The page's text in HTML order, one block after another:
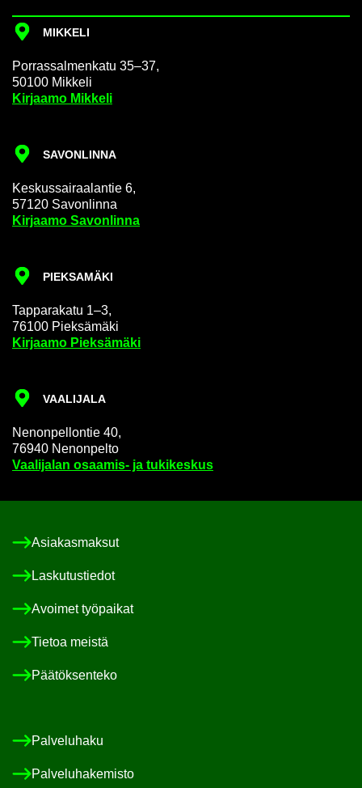
MIK­KE­LI
Por­ras­sal­men­ka­tu 35–37,
50100 Mik­ke­li
Kir­jaa­mo Mik­ke­li
SA­VON­LIN­NA
Kes­kus­sai­raa­lan­tie 6,
57120 Sa­von­lin­na
Kir­jaa­mo Sa­von­lin­na
PIEK­SA­MÄ­KI
Tap­pa­ra­ka­tu 1–3,
76100 Piek­sä­mä­ki
Kir­jaa­mo Piek­sä­mä­ki
VAA­LI­JA­LA
Ne­non­pel­lon­tie 40,
76940 Ne­non­pel­to
Vaa­li­ja­lan osaamis-​ ja tu­ki­kes­kus
Asia­kas­mak­sut
Las­ku­tus­tie­dot
Avoi­met työ­pai­kat
Tie­toa meis­tä
Pää­tök­sen­te­ko
Pal­ve­lu­ha­ku
Pal­ve­lu­ha­ke­mis­to